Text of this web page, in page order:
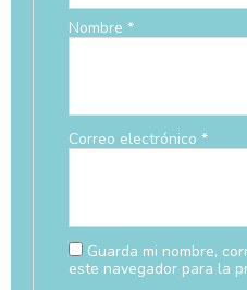
Nombre *
Correo electrónico *
Guarda mi nombre,
este navegador para la